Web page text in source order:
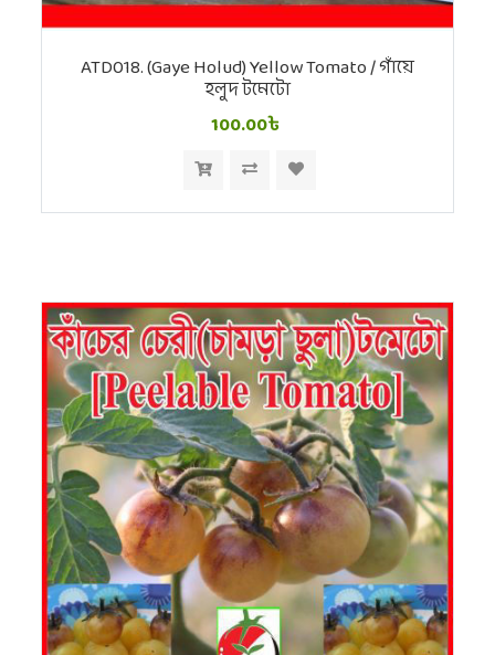
ATD018. (Gaye Holud) Yellow Tomato / গাঁয়ে
হলুদ টমেটো
100.00৳